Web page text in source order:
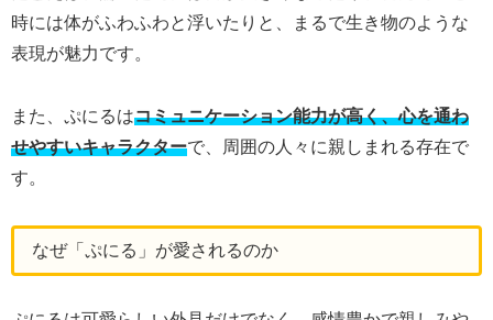
時には体がふわふわと浮いたりと、まるで生き物のような
表現が魅力です。
また、ぷにるはコミュニケーション能力が高く、心を通わ
せやすいキャラクターで、周囲の人々に親しまれる存在で
す。
なぜ「ぷにる」が愛されるのか